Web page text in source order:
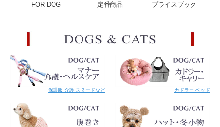
【原材
料】
小麦粉、オリーブオイル、かぼちゃ、オリゴ糖、ユーグレナグラシリス
【原産
国】
・日本
値】
以下、水分15.0%以下
【カロ
リー】
457kcal/100ｇあたり
FOR DOG 定番商品 プライスブック
保護服 介護 スヌードなど カドラー ベッド